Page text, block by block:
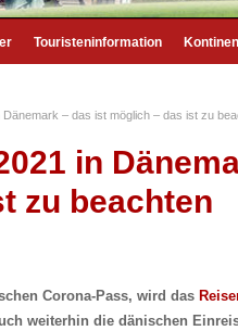
Touristeninformation
Dänemark – das ist möglich – das ist zu
in
zu beachten
Corona-Pass, wird das
weiterhin die dänischen